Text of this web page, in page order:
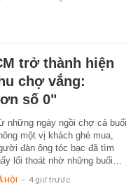
trở thành hiện
chợ vắng:
số 0"
những ngày ngồi chợ cả buổi
một vị khách ghé mua,
đàn ông tóc bạc đã tìm
lối thoát nhờ những buổi…
HỘI - 4 giờ trước